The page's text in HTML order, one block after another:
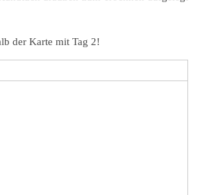
der Karte mit Tag 2!